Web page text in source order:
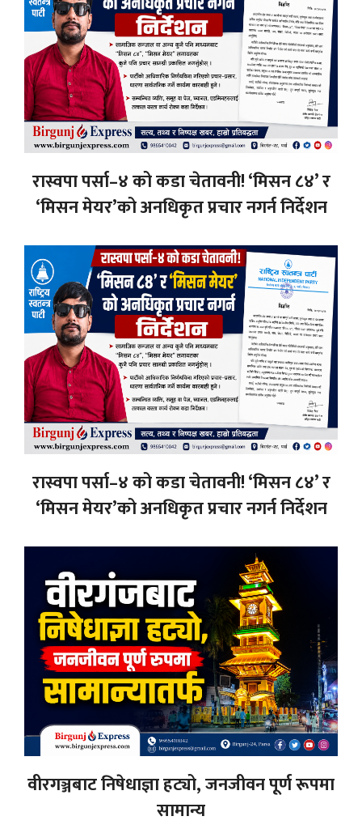
रास्वपा पर्सा–४ को कडा चेतावनी! ‘मिसन ८४’ र
‘मिसन मेयर’को अनधिकृत प्रचार नगर्न निर्देशन
रास्वपा पर्सा–४ को कडा चेतावनी! ‘मिसन ८४’ र
‘मिसन मेयर’को अनधिकृत प्रचार नगर्न निर्देशन
वीरगञ्जबाट निषेधाज्ञा हट्यो, जनजीवन पूर्ण रूपमा
सामान्य